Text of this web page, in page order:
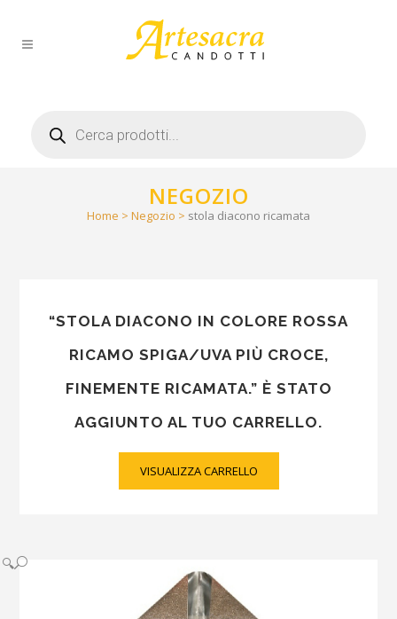
search
NEGOZIO
Home > Negozio > stola diacono ricamata
“STOLA DIACONO IN COLORE ROSSA
RICAMO SPIGA/UVA PIÙ CROCE,
FINEMENTE RICAMATA.” È STATO
AGGIUNTO AL TUO CARRELLO.
VISUALIZZA CARRELLO
🔍